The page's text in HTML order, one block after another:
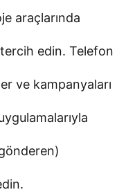
araçlarında
edin. Telefon
ve kampanyaları